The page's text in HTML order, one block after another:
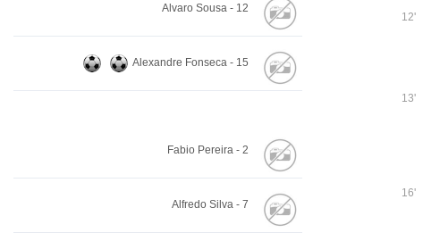
Alvaro Sousa - 12
Alexandre Fonseca - 15
12'
13'
16'
Fabio Pereira - 2
Alfredo Silva - 7